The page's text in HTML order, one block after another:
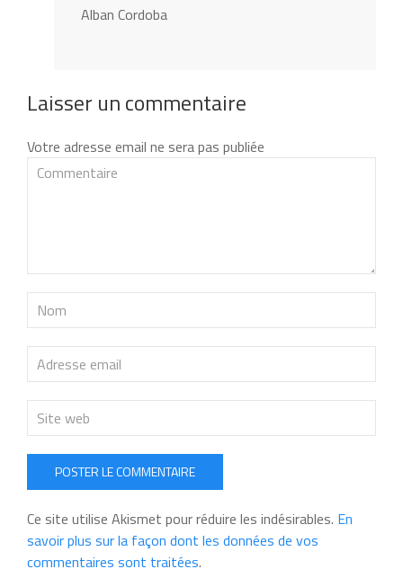
Alban Cordoba
Laisser un commentaire
Votre adresse email ne sera pas publiée
POSTER LE COMMENTAIRE
Ce site utilise Akismet pour réduire les indésirables. En
savoir plus sur la façon dont les données de vos
commentaires sont traitées.